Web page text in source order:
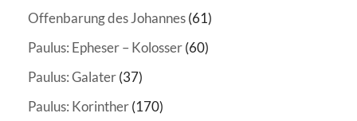
Offenbarung des Johannes(61)
Paulus: Epheser – Kolosser(60)
Paulus: Galater(37)
Paulus: Korinther(170)